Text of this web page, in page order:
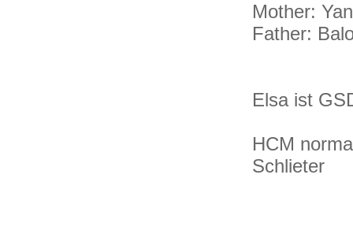
Mother:
Father:
Elsa ist
HCM
Schlieter